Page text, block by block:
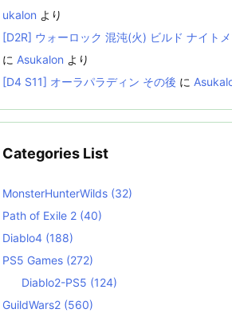
ukalon より
[D2R] ウォーロック 混沌(火) ビルド ナイト
に Asukalon より
[D4 S11] オーラパラディン その後 に
Categories List
MonsterHunterWilds (32)
Path of Exile 2 (40)
Diablo4 (188)
PS5 Games (272)
Diablo2-PS5 (124)
GuildWars2 (560)